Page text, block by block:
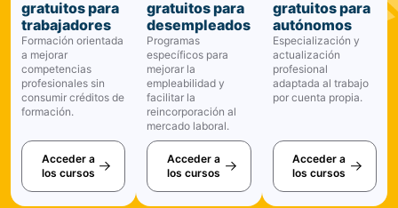
gratuitos para
trabajadores
Formación orientada
a mejorar
competencias
profesionales sin
consumir créditos de
formación.
Acceder a
los cursos
gratuitos para
desempleados
Programas
específicos para
mejorar la
empleabilidad y
facilitar la
reincorporación al
mercado laboral.
Acceder a
los cursos
gratuitos para
autónomos
Especialización y
actualización
profesional
adaptada al trabajo
por cuenta propia.
Acceder a
los cursos